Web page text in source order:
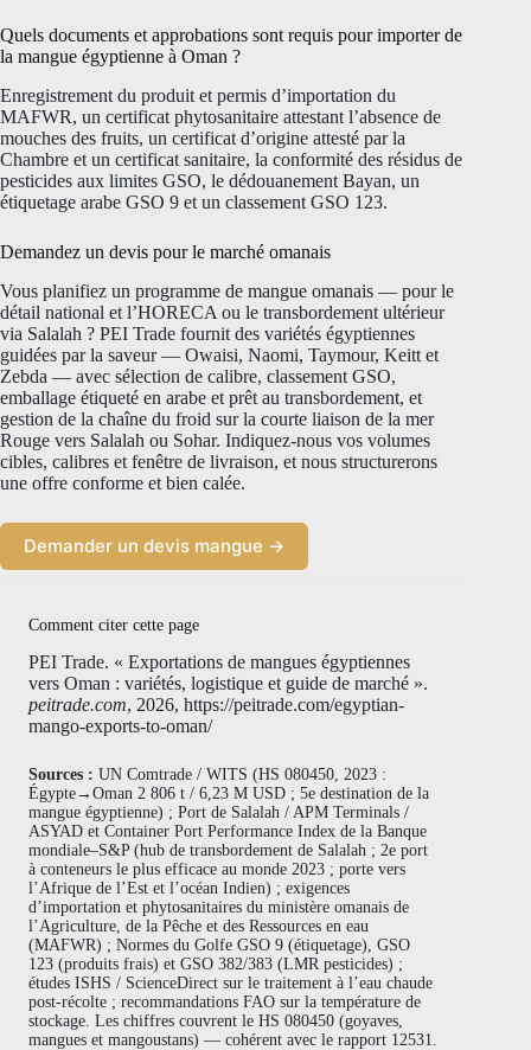
Quels documents et approbations sont requis pour importer de
la mangue égyptienne à Oman ?
Enregistrement du produit et permis d’importation du
MAFWR, un certificat phytosanitaire attestant l’absence de
mouches des fruits, un certificat d’origine attesté par la
Chambre et un certificat sanitaire, la conformité des résidus de
pesticides aux limites GSO, le dédouanement Bayan, un
étiquetage arabe GSO 9 et un classement GSO 123.
Demandez un devis pour le marché omanais
Vous planifiez un programme de mangue omanais — pour le
détail national et l’HORECA ou le transbordement ultérieur
via Salalah ? PEI Trade fournit des variétés égyptiennes
guidées par la saveur — Owaisi, Naomi, Taymour, Keitt et
Zebda — avec sélection de calibre, classement GSO,
emballage étiqueté en arabe et prêt au transbordement, et
gestion de la chaîne du froid sur la courte liaison de la mer
Rouge vers Salalah ou Sohar. Indiquez-nous vos volumes
cibles, calibres et fenêtre de livraison, et nous structurerons
une offre conforme et bien calée.
Demander un devis mangue →
Comment citer cette page
PEI Trade. « Exportations de mangues égyptiennes
vers Oman : variétés, logistique et guide de marché ».
peitrade.com, 2026, https://peitrade.com/egyptian-
mango-exports-to-oman/
Sources : UN Comtrade / WITS (HS 080450, 2023 :
Égypte→Oman 2 806 t / 6,23 M USD ; 5e destination de la
mangue égyptienne) ; Port de Salalah / APM Terminals /
ASYAD et Container Port Performance Index de la Banque
mondiale–S&P (hub de transbordement de Salalah ; 2e port
à conteneurs le plus efficace au monde 2023 ; porte vers
l’Afrique de l’Est et l’océan Indien) ; exigences
d’importation et phytosanitaires du ministère omanais de
l’Agriculture, de la Pêche et des Ressources en eau
(MAFWR) ; Normes du Golfe GSO 9 (étiquetage), GSO
123 (produits frais) et GSO 382/383 (LMR pesticides) ;
études ISHS / ScienceDirect sur le traitement à l’eau chaude
post-récolte ; recommandations FAO sur la température de
stockage. Les chiffres couvrent le HS 080450 (goyaves,
mangues et mangoustans) — cohérent avec le rapport 12531.